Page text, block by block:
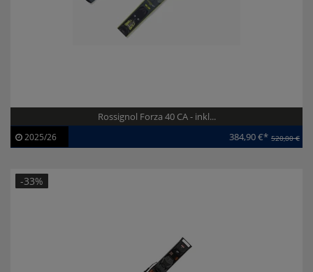
Rossignol Forza 40 CA - inkl...
2025/26 384,90 €* 520,00 €
-33%